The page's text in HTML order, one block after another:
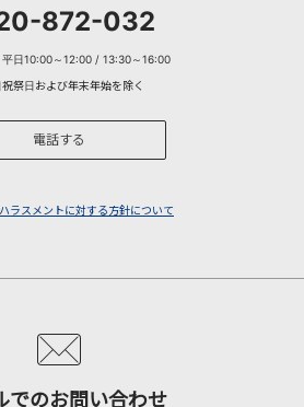
872-032
平日10:00～12:00 / 13:30～16:00
祭日および年末年始を除く
電話する
ラスメントに対する方針について
でのお問い合わせ